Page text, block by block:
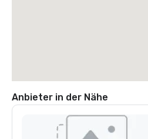
Anbieter in der Nähe